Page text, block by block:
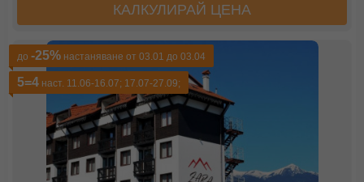
КАЛКУЛИРАЙ ЦЕНА
до -25% настаняване от 03.01 до 03.04
5=4 наст. 11.06-16.07; 17.07-27.09;